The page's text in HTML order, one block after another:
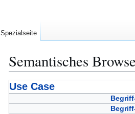
Semantisches
Zur
Navigation
Zur
Suche
Use Case
Spezialseite